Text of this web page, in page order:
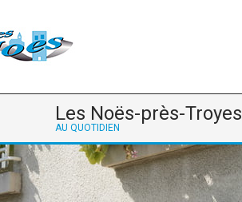
Les Noës-près-Troyes
AU QUOTIDIEN